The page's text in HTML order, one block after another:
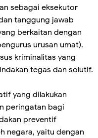
sebagai eksekutor
tanggung jawab
berkaitan dengan
urusan umat).
kriminalitas yang
tegas dan solutif.
yang dilakukan
peringatan bagi
preventif
negara, yaitu dengan